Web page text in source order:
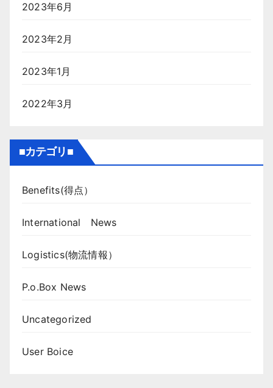
2023年6月
2023年2月
2023年1月
2022年3月
■カテゴリ■
Benefits(得点）
International News
Logistics(物流情報）
P.o.Box News
Uncategorized
User Boice